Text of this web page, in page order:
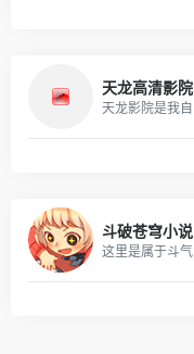
天龙高清影院
天龙影院是我
斗破苍穹小说
这里是属于斗